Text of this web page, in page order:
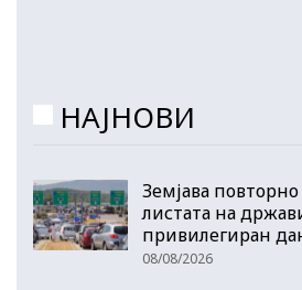
НАЈНОВИ
Земјава
листата на
привилегиран
08/08/2026